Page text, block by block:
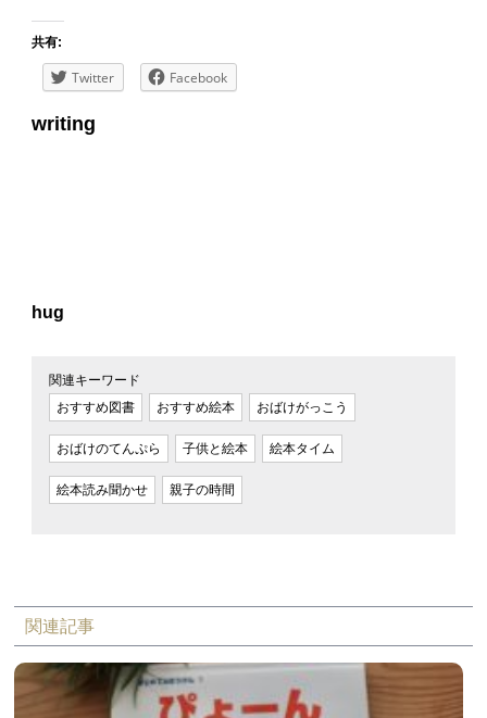
共有:
Twitter Facebook
writing
hug
関連キーワード
おすすめ図書
おすすめ絵本 おばけがっこう
おばけのてんぷら 子供と絵本 絵本タイム
絵本読み聞かせ 親子の時間
関連記事